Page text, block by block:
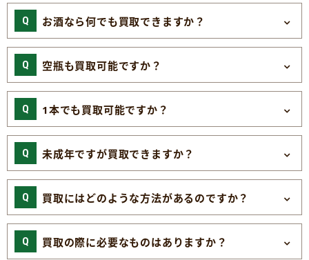
お酒なら何でも買取できますか？
空瓶も買取可能ですか？
1本でも買取可能ですか？
未成年ですが買取できますか？
買取にはどのような方法があるのですか？
買取の際に必要なものはありますか？